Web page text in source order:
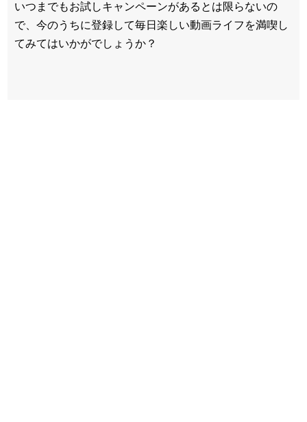
いつまでもお試しキャンペーンがあるとは限らないの
で、今のうちに登録して毎日楽しい動画ライフを満喫し
てみてはいかがでしょうか？